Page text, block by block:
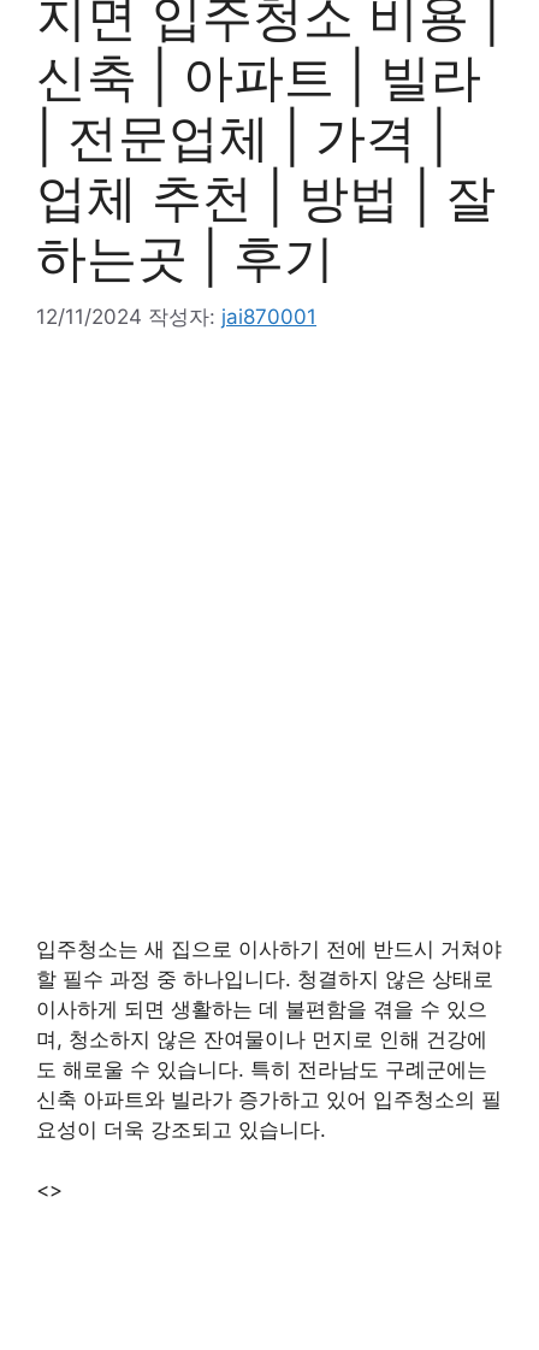
지면 입주청소 비용 |
신축 | 아파트 | 빌라
| 전문업체 | 가격 |
업체 추천 | 방법 | 잘
하는곳 | 후기
12/11/2024 작성자: jai870001
입주청소는 새 집으로 이사하기 전에 반드시 거쳐야
할 필수 과정 중 하나입니다. 청결하지 않은 상태로
이사하게 되면 생활하는 데 불편함을 겪을 수 있으
며, 청소하지 않은 잔여물이나 먼지로 인해 건강에
도 해로울 수 있습니다. 특히 전라남도 구례군에는
신축 아파트와 빌라가 증가하고 있어 입주청소의 필
요성이 더욱 강조되고 있습니다.
<>